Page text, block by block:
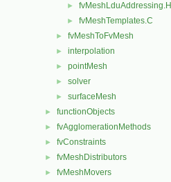
► fvMeshLduAddressing.H
► fvMeshTemplates.C
► fvMeshToFvMesh
► interpolation
► pointMesh
► solver
► surfaceMesh
► functionObjects
► fvAgglomerationMethods
► fvConstraints
► fvMeshDistributors
► fvMeshMovers